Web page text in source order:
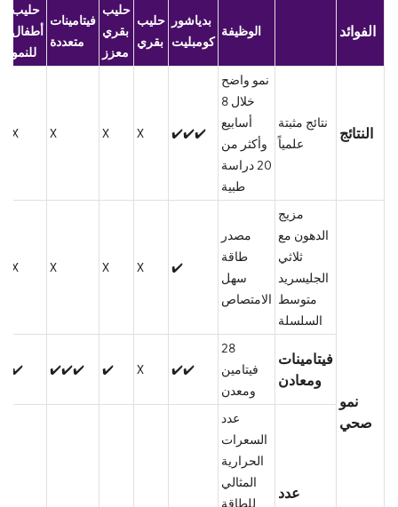
الفوائد الوظيفة
بدياشور
كومبليت
حليب
بقري
حليب
بقري
معزز
فيتامينات
متعددة
حليب
أطفال
للنمو
النتائج
نتائج مثبتة
علمياً
نمو واضح
خلال 8
أسابيع
وأكثر من
20 دراسة
طبية
✔️✔️✔️
X
X
X
X
نمو
صحي
مزيج
الدهون مع
ثلاثي
الجليسريد
متوسط
السلسلة
مصدر
طاقة
سهل
الامتصاص
✔️
X
X
X
X
فيتامينات
ومعادن
28
فيتامين
ومعدن
✔️✔️
X
✔️
✔️✔️✔️
✔️
عدد
عدد
السعرات
الحرارية
المثالي